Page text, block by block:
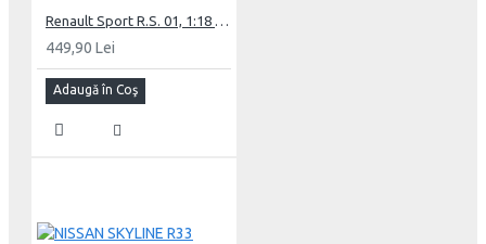
449,90 Lei
Adaugă în Coş